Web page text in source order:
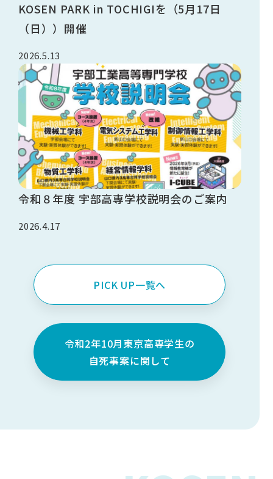
KOSEN PARK in TOCHIGIを（5月17日
（日））開催
2026.5.13
令和８年度 宇部高専学校説明会のご案内
2026.4.17
PICK UP一覧へ
令和2年10月東京高専学生の
自死事案に関して